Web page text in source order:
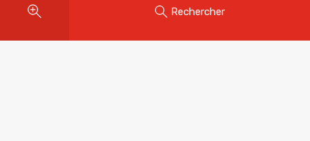
Rechercher